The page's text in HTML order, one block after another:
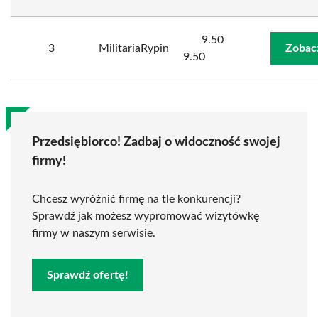
3 MilitariaRypin
9.50
9.50
Przedsiębiorco! Zadbaj o widoczność swojej
firmy!
Chcesz wyróżnić firmę na tle konkurencji?
Sprawdź jak możesz wypromować wizytówkę
firmy w naszym serwisie.
Sprawdź ofertę!